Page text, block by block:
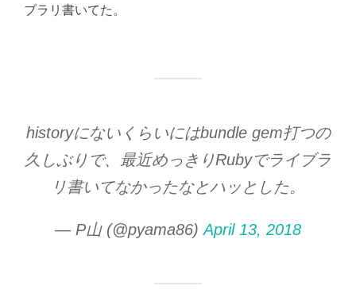
ブラリ書いてた。
historyにないくらいにはbundle gem打つの
久しぶりで、最近めっきりRubyでライブラ
リ書いてなかったなとハッとした。
— P山 (@pyama86)April 13, 2018